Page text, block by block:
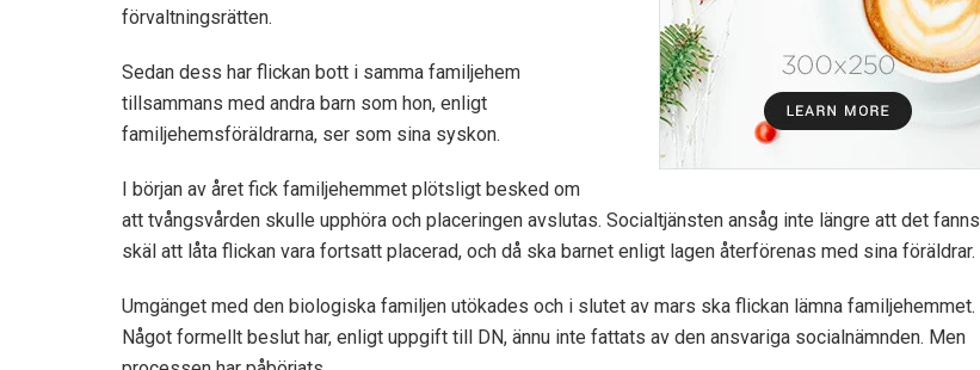
förvaltningsrätten.
Sedan dess har flickan bott i samma familjehem
tillsammans med andra barn som hon, enligt
familjehemsföräldrarna, ser som sina syskon.
I början av året fick familjehemmet plötsligt besked om
att tvångsvården skulle upphöra och placeringen avslutas. Socialtjänsten ansåg inte längre att det fanns
skäl att låta flickan vara fortsatt placerad, och då ska barnet enligt lagen återförenas med sina föräldrar.
Umgänget med den biologiska familjen utökades och i slutet av mars ska flickan lämna familjehemmet.
Något formellt beslut har, enligt uppgift till DN, ännu inte fattats av den ansvariga socialnämnden. Men